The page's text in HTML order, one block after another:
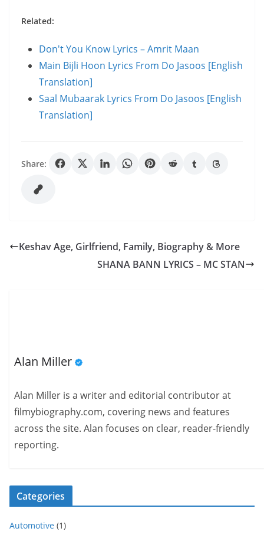
Related:
Don't You Know Lyrics – Amrit Maan
Main Bijli Hoon Lyrics From Do Jasoos [English
Translation]
Saal Mubaarak Lyrics From Do Jasoos [English
Translation]
Share:
Keshav Age, Girlfriend, Family, Biography & More
SHANA BANN LYRICS – MC STAN
Alan Miller
Alan Miller is a writer and editorial contributor at
filmybiography.com, covering news and features
across the site. Alan focuses on clear, reader-friendly
reporting.
Categories
Automotive (1)